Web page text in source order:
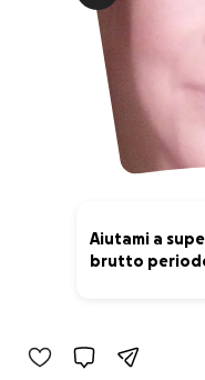
Aiutami a
brutto